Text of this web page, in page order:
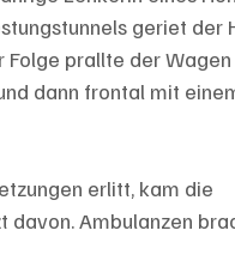
geriet der
prallte der Wagen
dann frontal mit
erlitt, kam die
Ambulanzen